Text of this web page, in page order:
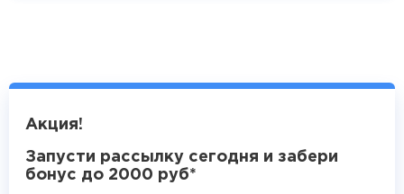
Акция!
Запусти рассылку сегодня и забери
бонус до 2000 руб*